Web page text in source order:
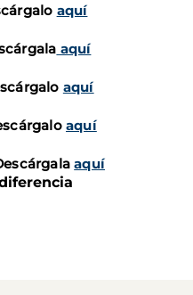
aquí
aquí
aquí
aquí
aquí